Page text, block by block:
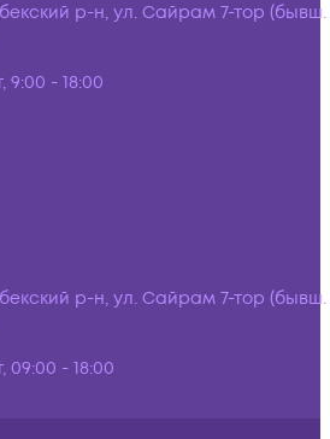
р-н, ул. Сайрам 7-тор (бывш.
9:00 - 18:00
р-н, ул. Сайрам 7-тор (бывш.
09:00 - 18:00